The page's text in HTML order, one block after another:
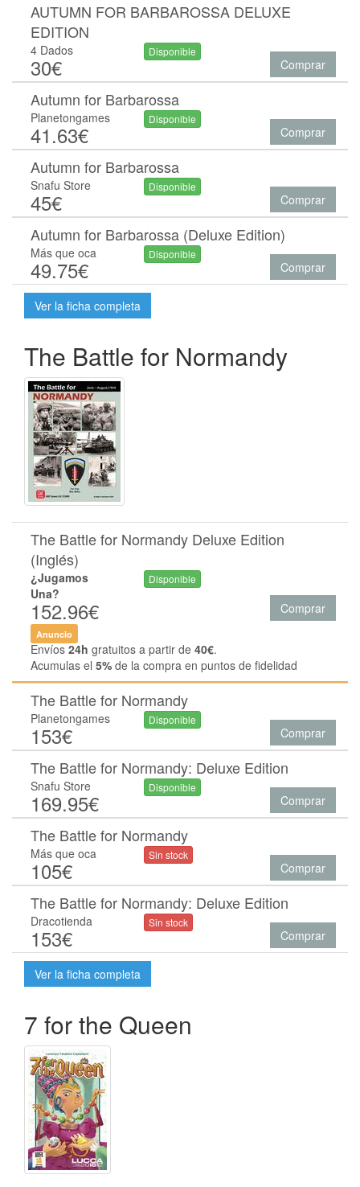
AUTUMN FOR BARBAROSSA DELUXE
EDITION
4 Dados
30€
Disponible
Comprar
Autumn for Barbarossa
Planetongames
41.63€
Disponible
Comprar
Autumn for Barbarossa
Snafu Store
45€
Disponible
Comprar
Autumn for Barbarossa (Deluxe Edition)
Más que oca
49.75€
Disponible
Comprar
Ver la ficha completa
The Battle for Normandy
The Battle for Normandy Deluxe Edition
(Inglés)
¿Jugamos
Una?
152.96€
Disponible
Comprar
Anuncio
Envíos 24h gratuitos a partir de 40€.
Acumulas el 5% de la compra en puntos de fidelidad
The Battle for Normandy
Planetongames
153€
Disponible
Comprar
The Battle for Normandy: Deluxe Edition
Snafu Store
169.95€
Disponible
Comprar
The Battle for Normandy
Más que oca
105€
Sin stock
Comprar
The Battle for Normandy: Deluxe Edition
Dracotienda
153€
Sin stock
Comprar
Ver la ficha completa
7 for the Queen